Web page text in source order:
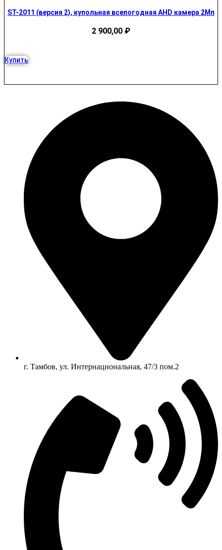
ST-2011 (версия 2), купольная всепогодная AHD камера 2Мп
2 900,00 ₽
Купить
г. Тамбов, ул. Интернациональная, 47/3 пом.2